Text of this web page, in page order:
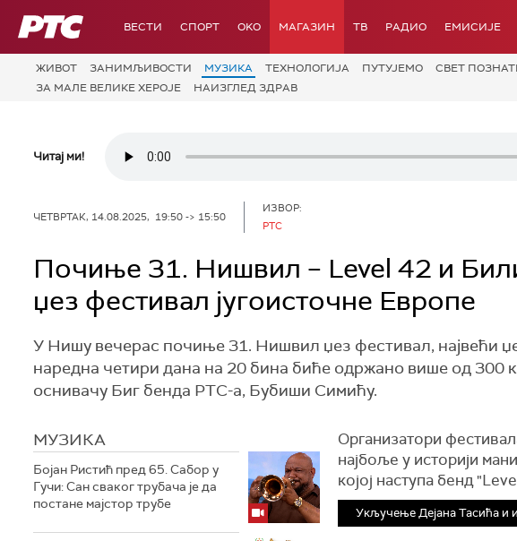
РТС ВЕСТИ СПОРТ OKO МАГАЗИН ТВ РАДИО ЕМИСИЈЕ
ЖИВОТ ЗАНИМЉИВОСТИ МУЗИКА ТЕХНОЛОГИЈA ПУТУЈЕМО СВЕТ
ЗА МАЛЕ ВЕЛИКЕ ХЕРОЈЕ
НАИЗГЛЕД ЗДРАВ
Читај ми!
ЧЕТВРТАК, 14.08.2025, 19:50 -> 15:50
ИЗВОР:
РТС
Почиње 31. Нишвил – Level 42 и
џез фестивал југоисточне Европе
У Нишу вечерас почиње 31. Нишвил џез фестивал, највећи
наредна четири дана на 20 бина биће одржано више од 300
оснивачу Биг бенда РТС-а, Бубиши Симићу.
МУЗИКА
Бојан Ристић пред 65. Сабор у
Гучи: Сан сваког трубача је да
постане мајстор трубе
Организатори
најбоље у историји
којој наступа бенд
Укључење Дејана Тасића и